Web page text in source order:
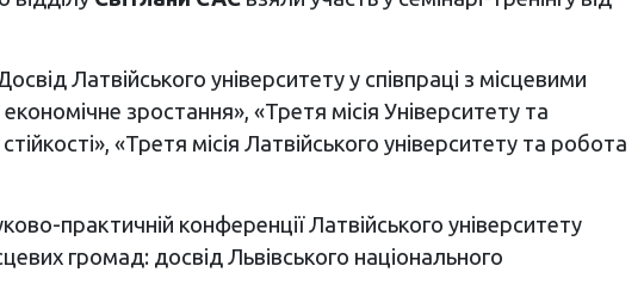
Латвійського університету у співпраці з місцевими
зростання», «Третя місія Університету та
«Третя місія Латвійського університету та робота
практичній конференції Латвійського університету
громад: досвід Львівського національного